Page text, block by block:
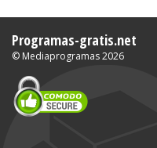
Programas-gratis.net
© Mediaprogramas2026